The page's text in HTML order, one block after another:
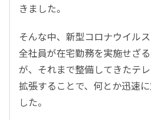
きました。
そんな中、新型コロナウイル
全社員が在宅勤務を実施せざ
が、それまで整備してきたテ
拡張することで、何とか迅速
した。